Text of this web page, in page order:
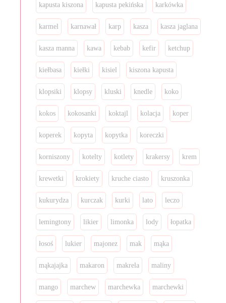
kapusta kiszona kapusta pekińska karkówka
karmel karnawał karp kasza kasza jaglana
kasza manna kawa kebab kefir ketchup
kiełbasa kiełki kisiel kiszona kapusta
klopsiki klopsy kluski knedle koko
kokos kokosanki koktajl kolacja koper
koperek kopyta kopytka koreczki
korniszony kotelty kotlety krakersy krem
krewetki krokiety kruche ciasto kruszonka
kukurydza kurczak kurki lato leczo
lemingtony likier limonka lody łopatka
łosoś lukier majonez mak mąka
mąkajajka makaron makrela maliny
mango marchew marchewka marchewki